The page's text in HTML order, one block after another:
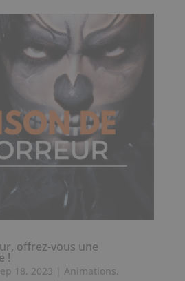
offrez-vous une
!
18, 2023 Animations,